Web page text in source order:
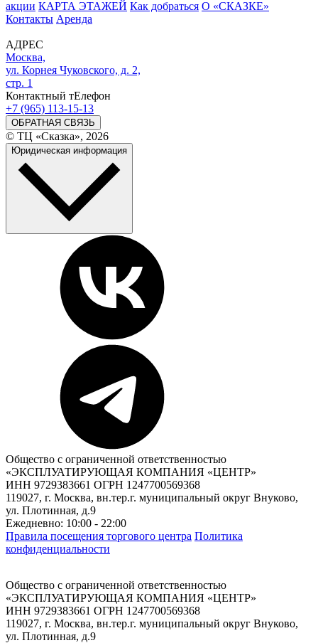
акции КАРТА ЭТАЖЕЙ Как добраться О «СКАЗКЕ»
Контакты Аренда
АДРЕС
Москва,
ул. Корнея Чуковского, д. 2,
стр. 1
Контактный тЕлефон
+7 (965) 113-15-13
ОБРАТНАЯ СВЯЗЬ
© ТЦ «Сказка», 2026
Юридическая информация
Общество с ограниченной ответственностью
«ЭКСПЛУАТИРУЮЩАЯ КОМПАНИЯ «ЦЕНТР»
ИНН 9729383661 ОГРН 1247700569368
119027, г. Москва, вн.тер.г. муниципальный округ Внуково,
ул. Плотинная, д.9
Ежедневно: 10:00 - 22:00
Правила посещения торгового центра Политика
конфиденциальности
Общество с ограниченной ответственностью
«ЭКСПЛУАТИРУЮЩАЯ КОМПАНИЯ «ЦЕНТР»
ИНН 9729383661 ОГРН 1247700569368
119027, г. Москва, вн.тер.г. муниципальный округ Внуково,
ул. Плотинная, д.9